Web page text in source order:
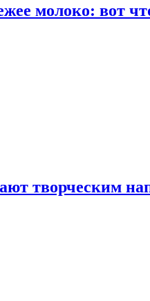
молоко: вот
творческим